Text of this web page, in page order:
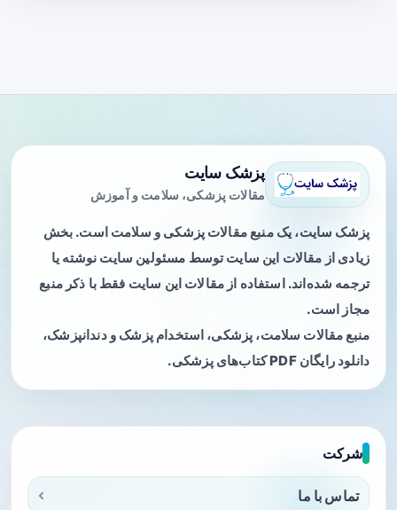
پزشک سایت
مقالات پزشکی، سلامت و آموزش
پزشک سایت، یک منبع مقالات پزشکی و سلامت است. بخش
زیادی از مقالات این سایت توسط مسئولین سایت نوشته یا
ترجمه شده‌اند. استفاده از مقالات این سایت فقط با ذکر منبع
مجاز است.
منبع مقالات سلامت، پزشکی، استخدام پزشک و دندانپزشک،
دانلود رایگان PDF کتاب‌های پزشکی.
شرکت
تماس با ما